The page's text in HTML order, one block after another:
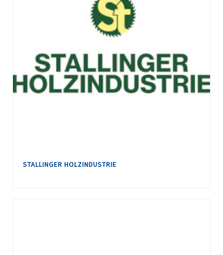
STALLINGER HOLZINDUSTRIE